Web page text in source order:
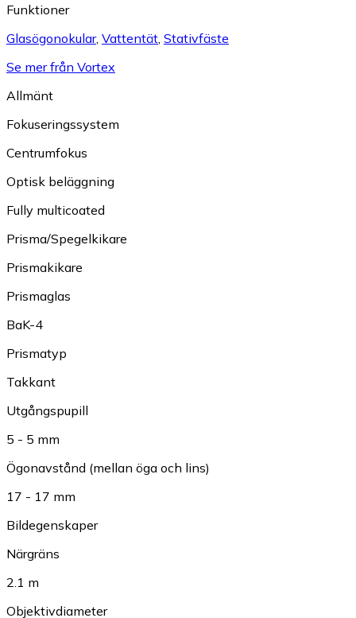
Funktioner
Glasögonokular, Vattentät, Stativfäste
Se mer från Vortex
Allmänt
Fokuseringssystem
Centrumfokus
Optisk beläggning
Fully multicoated
Prisma/Spegelkikare
Prismakikare
Prismaglas
BaK-4
Prismatyp
Takkant
Utgångspupill
5 - 5 mm
Ögonavstånd (mellan öga och lins)
17 - 17 mm
Bildegenskaper
Närgräns
2.1 m
Objektivdiameter